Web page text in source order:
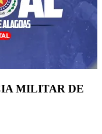
MILITAR DE